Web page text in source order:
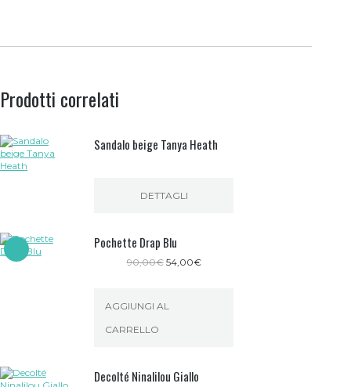
Prodotti correlati
Sandalo beige Tanya Heath
DETTAGLI
Pochette Drap Blu
90,00€ Il
90,00€.
54,00€Il
AGGIUNGI AL
CARRELLO
Decolté Ninalilou Giallo